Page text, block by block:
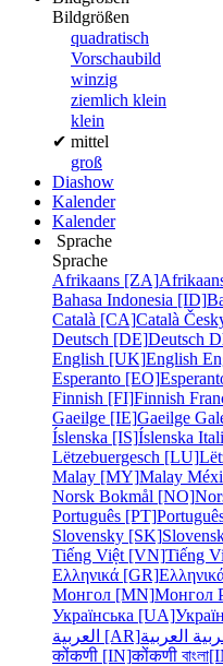
Bildgrößen
quadratisch
Vorschaubild
winzig
ziemlich klein
klein
✔ mittel
groß
Diashow
Kalender
Kalender
Sprache
Sprache
Afrikaans [ZA]
Bahasa Indonesia [ID]
Català [CA]Català
Deutsch [DE]Deutsch
English [UK]English
Esperanto [EO]
Finnish [FI]Finnish
Gaeilge [IE]Gaeilge
Íslenska [IS]Íslenska
Lëtzebuergesch [LU]
Malay [MY]Malay
Norsk Bokmål [NO]
Português [PT]
Slovensky [SK]
Tiếng Việt [VN]Tiếng
Ελληνικά [GR]
Монгол [MN]Монгол
Українська [UA]
العربية [AR]
कोंकणी [IN]कोंकणी